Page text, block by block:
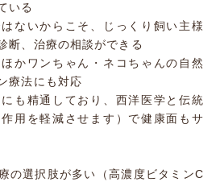
いる
ないからこそ、じっくり飼い主様
断、治療の相談ができる
かワンちゃん・ネコちゃんの自然
療法にも対応
も精通しており、西洋医学と伝統
用を軽減させます）で健康面もサ
の選択肢が多い（高濃度ビタミンC